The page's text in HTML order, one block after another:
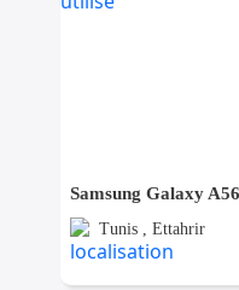
Tunis , Ettahrir